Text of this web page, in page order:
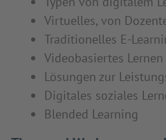
Virtuelles, von
Traditionelles E-
Videobasiertes Lernen
Lösungen zur
Digitales soziales
Blended Learning